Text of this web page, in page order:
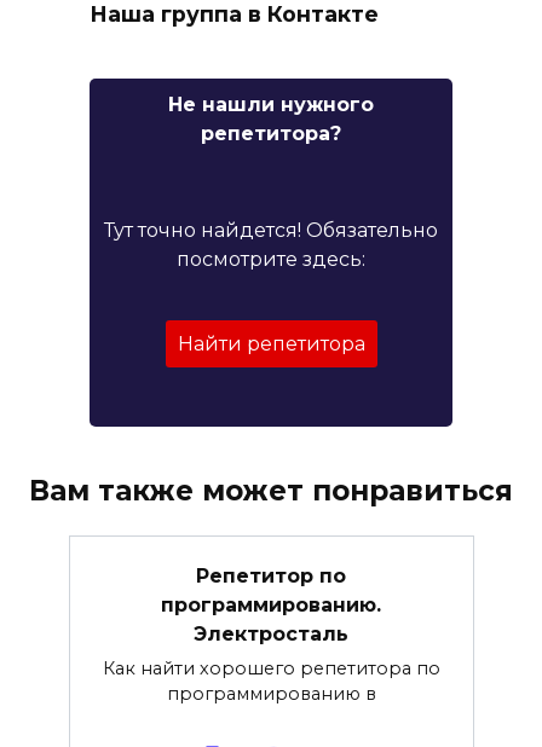
Наша группа в Контакте
Не нашли нужного
репетитора?
Тут точно найдется! Обязательно
посмотрите здесь:
Найти репетитора
Вам также может понравиться
Репетитор по
программированию.
Электросталь
Как найти хорошего репетитора по
программированию в